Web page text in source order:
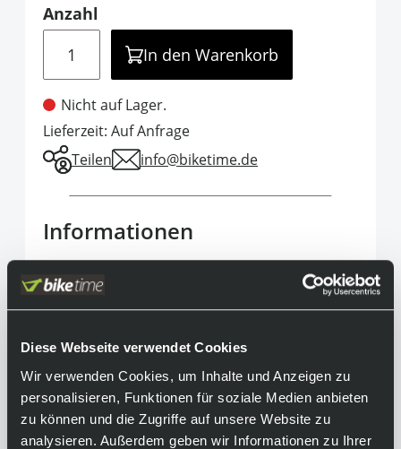
Diese Webseite verwendet Cookies
Wir verwenden Cookies, um Inhalte und Anzeigen zu
personalisieren, Funktionen für soziale Medien anbieten
zu können und die Zugriffe auf unsere Website zu
analysieren. Außerdem geben wir Informationen zu Ihrer
Anzahl
In den Warenkorb
Nicht auf Lager.
Lieferzeit: Auf Anfrage
Teilen
info@biketime.de
Informationen
Wenn es bei deinem Nachwuchs auf dem Trail
mal wieder wild zugeht, dann kommt die Fox
Racing Enduro Ellbogenbandage genau richtig.
feuchtigkeitsableitenden Mikro-Lycra
ausgestattet sind die Ellbogenbandagen für
jeden Junior-Piloten geeignet, der sicher über
die Trails kommen soll.